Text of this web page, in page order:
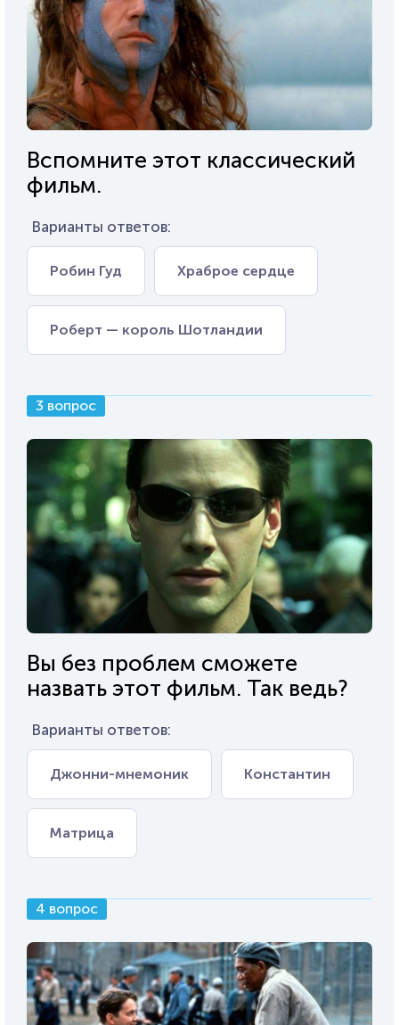
Вспомните этот классический
фильм.
Варианты ответов:
Робин Гуд Храброе сердце
Роберт — король Шотландии
3 вопрос
Вы без проблем сможете
назвать этот фильм. Так ведь?
Варианты ответов:
Джонни-мнемоник Константин
Матрица
4 вопрос